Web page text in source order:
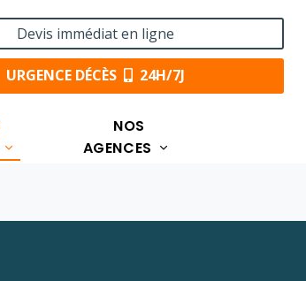
Devis immédiat en ligne
URGENCE DÉCÈS 24H/7J
NOS
AGENCES